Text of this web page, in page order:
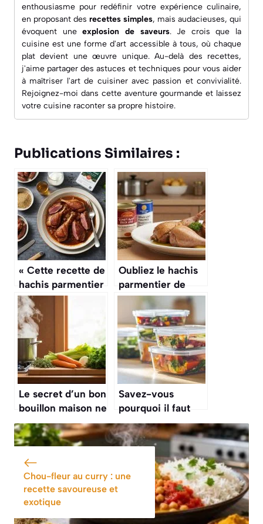
enthousiasme pour redéfinir votre expérience culinaire,
en proposant des recettes simples, mais audacieuses, qui
évoquent uneexplosion de saveurs. Je crois que la
cuisine est une forme d'art accessible à tous, où chaque
plat devient une œuvre unique. Au-delà des recettes,
j'aime partager des astuces et techniques pour vous aider
à maîtriser l'art de cuisiner avec passion et convivialité.
Rejoignez-moi dans cette aventure gourmande et laissez
votre cuisine raconter sa propre histoire.
Publications Similaires :
« Cette recette de
hachis parmentier
de canard et
patate douce est
devenue mon plat
signature pour
recevoir »
Oubliez le hachis
parmentier de
votre cantine,
cette recette au
confit de canard
va vous faire
changer d’avis sur
ce plat
Le secret d’un bon
bouillon maison ne
réside pas dans la
viande, mais dans
les légumes et les
aromates
Savez-vous
pourquoi il faut
absolument éviter
les contenants en
métal pour
conserver vos
restes de repas ?
Chou-fleur au curry : une
recette savoureuse et
exotique